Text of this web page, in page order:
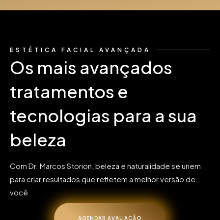
ESTÉTICA FACIAL AVANÇADA
Os mais avançados
tratamentos e
tecnologias para a sua
beleza
Com Dr. Marcos Storion, beleza e naturalidade se unem
para criar resultados que refletem a melhor versão de
você
AGENDAR AVALIAÇÃO